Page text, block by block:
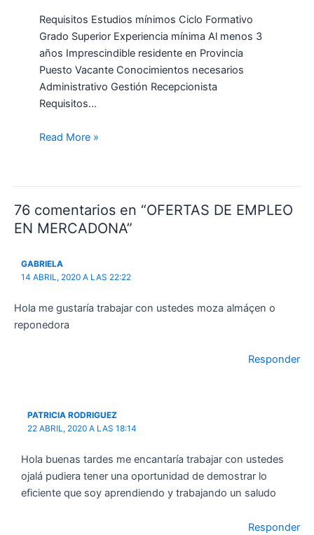
Requisitos Estudios mínimos Ciclo Formativo
Grado Superior Experiencia mínima Al menos 3
años Imprescindible residente en Provincia
Puesto Vacante Conocimientos necesarios
Administrativo Gestión Recepcionista
Requisitos…
Read More »
76 comentarios en “OFERTAS DE EMPLEO
EN MERCADONA”
GABRIELA
14 ABRIL, 2020 A LAS 22:22
Hola me gustaría trabajar con ustedes moza almáçen o
reponedora
Responder
PATRICIA RODRIGUEZ
22 ABRIL, 2020 A LAS 18:14
Hola buenas tardes me encantaría trabajar con ustedes
ojalá pudiera tener una oportunidad de demostrar lo
eficiente que soy aprendiendo y trabajando un saludo
Responder